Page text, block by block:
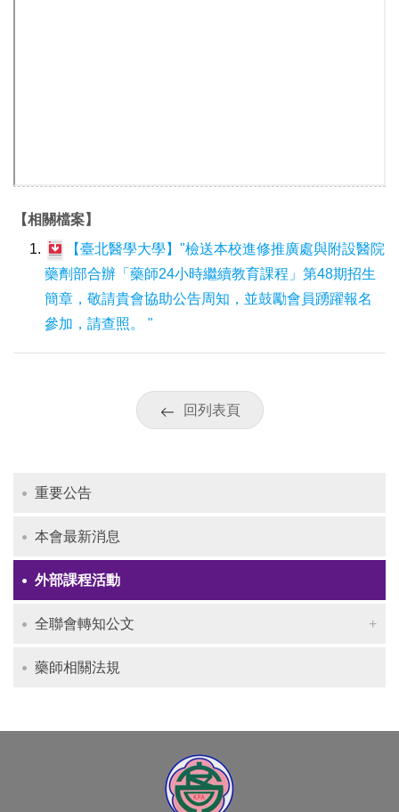
【相關檔案】
【臺北醫學大學】"檢送本校進修推廣處與附設醫院
藥劑部合辦「藥師24小時繼續教育課程」第48期招生
簡章，敬請貴會協助公告周知，並鼓勵會員踴躍報名
參加，請查照。 "
回列表頁
重要公告
本會最新消息
外部課程活動
全聯會轉知公文
藥師相關法規